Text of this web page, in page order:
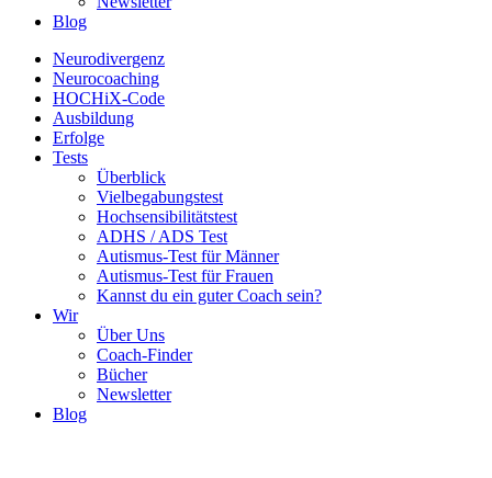
Blog
Neurodivergenz
Neurocoaching
HOCHiX-Code
Ausbildung
Erfolge
Tests
Überblick
Vielbegabungstest
Hochsensibilitätstest
ADHS / ADS Test
Autismus-Test für Männer
Autismus-Test für Frauen
Kannst du ein guter Coach sein?
Wir
Über Uns
Coach-Finder
Bücher
Newsletter
Blog